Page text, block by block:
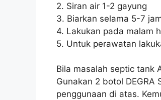
2. Siran air 1-2 gayung
3. Biarkan selama 5-7
4. Lakukan pada malam
5. Untuk perawatan
Bila masalah septic tank
Gunakan 2 botol
penggunaan di atas.